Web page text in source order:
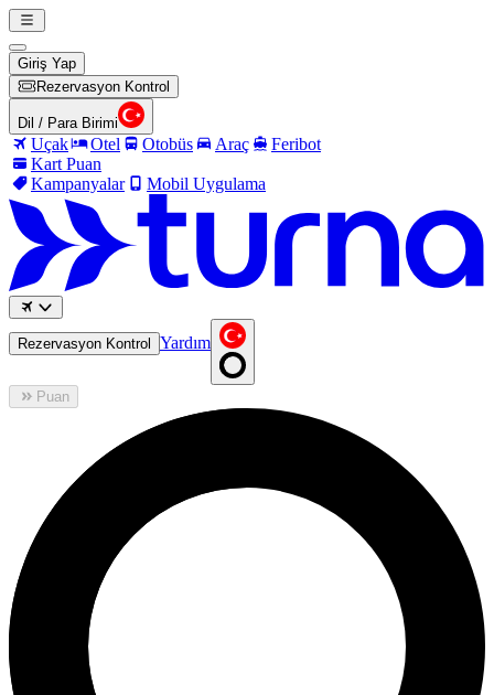
Giriş Yap
Rezervasyon Kontrol
Dil / Para Birimi
Uçak Otel Otobüs Araç
Feribot
Kart Puan
Kampanyalar
Mobil Uygulama
Rezervasyon Kontrol Yardım
Puan